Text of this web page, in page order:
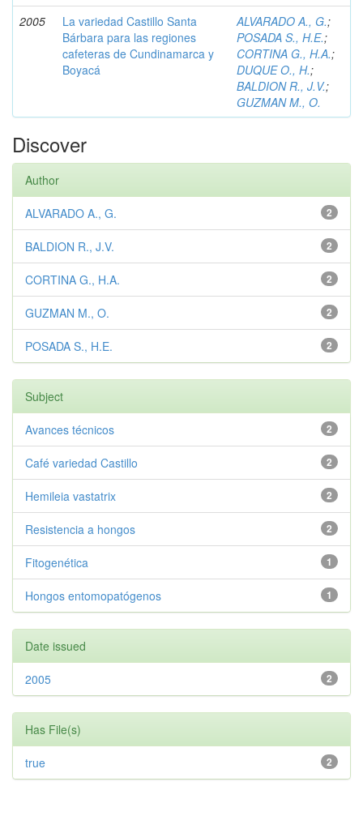
2005
La variedad Castillo Santa
Bárbara para las regiones
cafeteras de Cundinamarca y
Boyacá
ALVARADO A., G.;
POSADA S., H.E.;
CORTINA G., H.A.;
DUQUE O., H.;
BALDION R., J.V.;
GUZMAN M., O.
Discover
Author
2
ALVARADO A., G.
2
BALDION R., J.V.
2
CORTINA G., H.A.
2
GUZMAN M., O.
2
POSADA S., H.E.
Subject
2
Avances técnicos
2
Café variedad Castillo
2
Hemileia vastatrix
2
Resistencia a hongos
1
Fitogenética
1
Hongos entomopatógenos
Date issued
2
2005
Has File(s)
2
true